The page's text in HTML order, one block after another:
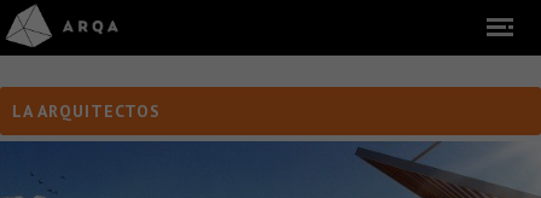
LA ARQUITECTOS